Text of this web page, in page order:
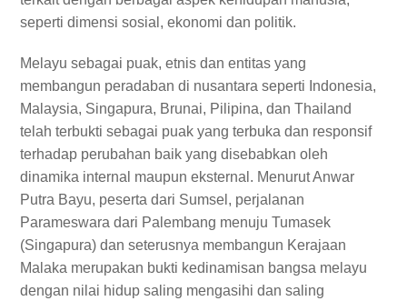
seperti dimensi sosial, ekonomi dan politik.
Melayu sebagai puak, etnis dan entitas yang
membangun peradaban di nusantara seperti Indonesia,
Malaysia, Singapura, Brunai, Pilipina, dan Thailand
telah terbukti sebagai puak yang terbuka dan responsif
terhadap perubahan baik yang disebabkan oleh
dinamika internal maupun eksternal. Menurut Anwar
Putra Bayu, peserta dari Sumsel, perjalanan
Parameswara dari Palembang menuju Tumasek
(Singapura) dan seterusnya membangun Kerajaan
Malaka merupakan bukti kedinamisan bangsa melayu
dengan nilai hidup saling mengasihi dan saling